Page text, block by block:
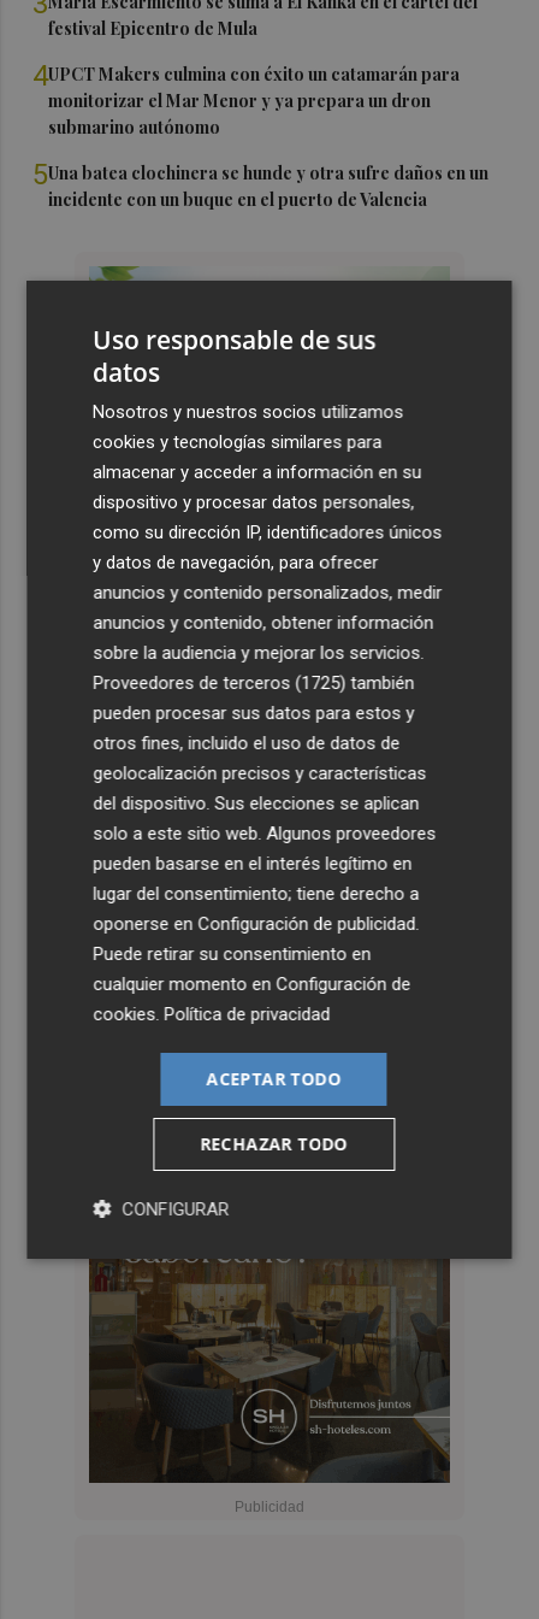
festival Epicentro de Mula
4UPCT Makers culmina con éxito un catamarán para
monitorizar el Mar Menor y ya prepara un dron
submarino autónomo
5Una batea clochinera se hunde y otra sufre daños en un
incidente con un buque en el puerto de Valencia
Uso responsable de sus
datos
Nosotros y nuestros socios utilizamos
cookies y tecnologías similares para
almacenar y acceder a información en su
dispositivo y procesar datos personales,
como su dirección IP, identificadores únicos
y datos de navegación, para ofrecer
anuncios y contenido personalizados, medir
anuncios y contenido, obtener información
sobre la audiencia y mejorar los servicios.
Proveedores de terceros (1725) también
pueden procesar sus datos para estos y
otros fines, incluido el uso de datos de
geolocalización precisos y características
del dispositivo. Sus elecciones se aplican
solo a este sitio web. Algunos proveedores
pueden basarse en el interés legítimo en
lugar del consentimiento; tiene derecho a
oponerse enConfiguración de publicidad
Puede retirar su consentimiento en
cualquier momento enConfiguración de
cookies .Política de privacidad
ACEPTAR TODO
RECHAZAR TODO
CONFIGURAR